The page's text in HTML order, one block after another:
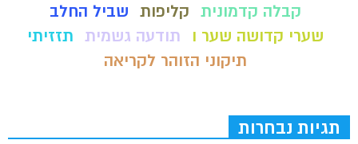
קבלה קדמונית קליפות שביל החלב
שערי קדושה שער ו
תודעה גשמית תזזיתי
תיקוני הזוהר לקריאה
תגיות נבחרות